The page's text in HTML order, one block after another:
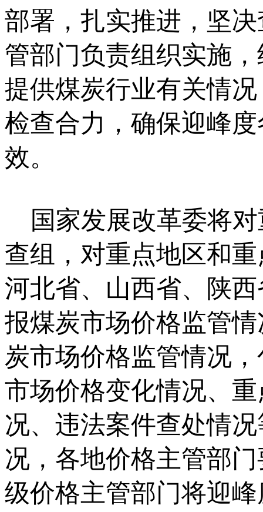
部署，扎实推进，坚
管部门负责组织实施
提供煤炭行业有关情
检查合力，确保迎峰
效。
国家发展改革委将对
查组，对重点地区和
河北省、山西省、陕
报煤炭市场价格监管
炭市场价格监管情况
市场价格变化情况、
况、违法案件查处情
况，各地价格主管部
级价格主管部门将迎